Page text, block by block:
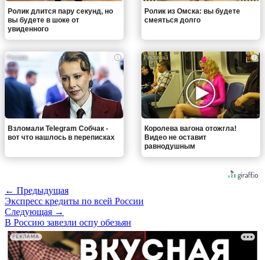
Ролик длится пару секунд, но
вы будете в шоке от
увиденного
Ролик из Омска: вы будете
смеяться долго
i
Взломали Telegram Собчак -
вот что нашлось в переписках
i
Королева вагона отожгла!
Видео не оставит
равнодушным
← Предыдущая
Экспресс кредиты по всей России
Следующая →
В Россию завезли оспу обезьян
РЕКЛАМА